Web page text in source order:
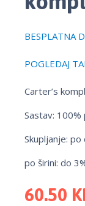
BESPLATNA
POGLEDAJ
Carter’s
Sastav: 100%
Skupljanje: po
po širini: do
60.50